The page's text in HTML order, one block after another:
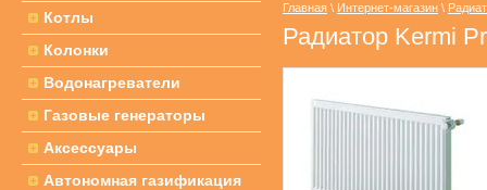
Котлы
Колонки
Водонагреватели
Газовые генераторы
Аксессуары
Автономная газификация
Главная \ Интернет-магазин \
Радиатор Kermi